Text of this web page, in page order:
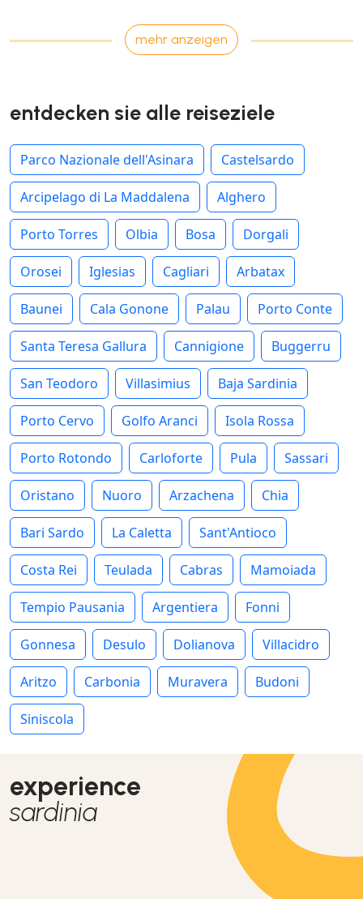
mehr anzeigen
entdecken sie alle reiseziele
Parco Nazionale dell'Asinara Castelsardo
Arcipelago di La Maddalena Alghero
Porto Torres Olbia Bosa Dorgali
Orosei Iglesias Cagliari Arbatax
Baunei Cala Gonone Palau Porto Conte
Santa Teresa Gallura Cannigione Buggerru
San Teodoro Villasimius Baja Sardinia
Porto Cervo Golfo Aranci Isola Rossa
Porto Rotondo Carloforte Pula Sassari
Oristano Nuoro Arzachena Chia
Bari Sardo La Caletta Sant'Antioco
Costa Rei Teulada Cabras Mamoiada
Tempio Pausania Argentiera Fonni
Gonnesa Desulo Dolianova Villacidro
Aritzo Carbonia Muravera Budoni
Siniscola
experience
sardinia